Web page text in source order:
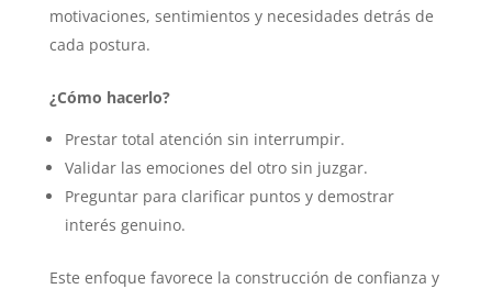
motivaciones, sentimientos y necesidades detrás de
cada postura.
¿Cómo hacerlo?
Prestar total atención sin interrumpir.
Validar las emociones del otro sin juzgar.
Preguntar para clarificar puntos y demostrar
interés genuino.
Este enfoque favorece la construcción de confianza y